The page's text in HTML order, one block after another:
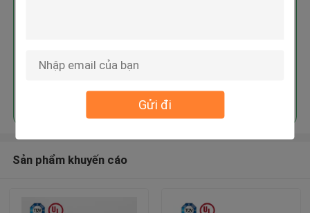
Gửi đi
Tiếp tục
Sản phẩm khuyến cáo